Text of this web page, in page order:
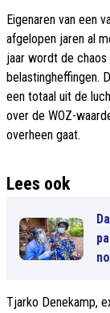
Eigenaren van een
afgelopen jaren al
jaar wordt de
belastingheffingen.
een totaal uit de
over de WOZ-
overheen gaat.
Lees ook
Tjarko Denekamp,